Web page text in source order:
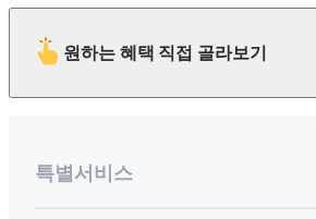
원하는 혜택 직접 골라보기
특별서비스